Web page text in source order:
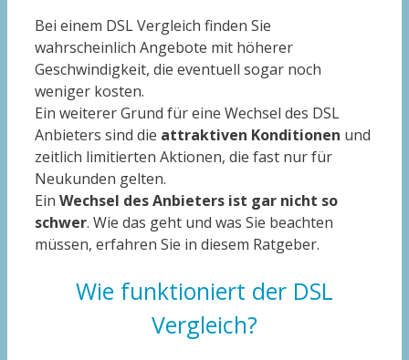
Bei einem DSL Vergleich finden Sie
wahrscheinlich Angebote mit höherer
Geschwindigkeit, die eventuell sogar noch
weniger kosten.
Ein weiterer Grund für eine Wechsel des DSL
Anbieters sind die attraktiven Konditionen und
zeitlich limitierten Aktionen, die fast nur für
Neukunden gelten.
Ein Wechsel des Anbieters ist gar nicht so
schwer. Wie das geht und was Sie beachten
müssen, erfahren Sie in diesem Ratgeber.
Wie funktioniert der DSL
Vergleich?